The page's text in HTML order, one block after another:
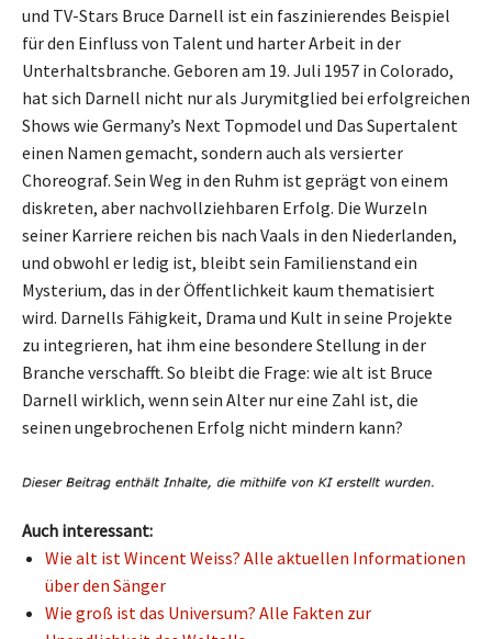
und TV-Stars Bruce Darnell ist ein faszinierendes Beispiel
für den Einfluss von Talent und harter Arbeit in der
Unterhaltsbranche. Geboren am 19. Juli 1957 in Colorado,
hat sich Darnell nicht nur als Jurymitglied bei erfolgreichen
Shows wie Germany’s Next Topmodel und Das Supertalent
einen Namen gemacht, sondern auch als versierter
Choreograf. Sein Weg in den Ruhm ist geprägt von einem
diskreten, aber nachvollziehbaren Erfolg. Die Wurzeln
seiner Karriere reichen bis nach Vaals in den Niederlanden,
und obwohl er ledig ist, bleibt sein Familienstand ein
Mysterium, das in der Öffentlichkeit kaum thematisiert
wird. Darnells Fähigkeit, Drama und Kult in seine Projekte
zu integrieren, hat ihm eine besondere Stellung in der
Branche verschafft. So bleibt die Frage: wie alt ist Bruce
Darnell wirklich, wenn sein Alter nur eine Zahl ist, die
seinen ungebrochenen Erfolg nicht mindern kann?
Auch interessant:
Wie alt ist Wincent Weiss? Alle aktuellen Informationen
über den Sänger
Wie groß ist das Universum? Alle Fakten zur